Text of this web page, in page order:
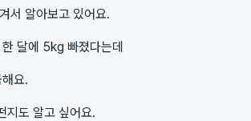
서 알아보고 있어요.
달에 5kg 빠졌다는데
요.
지도 알고 싶어요.